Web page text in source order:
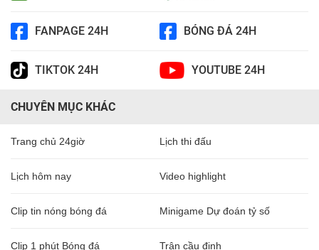
FANPAGE 24H BÓNG ĐÁ 24H
TIKTOK 24H YOUTUBE 24H
CHUYÊN MỤC KHÁC
Trang chủ 24giờ Lịch thi đấu
Lịch hôm nay Video highlight
Clip tin nóng bóng đá Minigame Dự đoán tỷ số
Clip 1 phút Bóng đá Trận cầu đinh